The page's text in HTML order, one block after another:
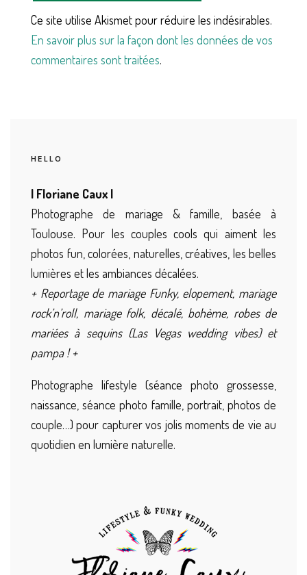
Ce site utilise Akismet pour réduire les indésirables.
En savoir plus sur la façon dont les données de vos
commentaires sont traitées.
HELLO
| Floriane Caux |
Photographe de mariage & famille, basée à
Toulouse. Pour les couples cools qui aiment les
photos fun, colorées, naturelles, créatives, les belles
lumières et les ambiances décalées.
+ Reportage de mariage Funky, elopement, mariage
rock’n’roll, mariage folk, décalé, bohème, robes de
mariées à sequins (Las Vegas wedding vibes) et
pampa ! +
Photographe lifestyle (séance photo grossesse,
naissance, séance photo famille, portrait, photos de
couple…) pour capturer vos jolis moments de vie au
quotidien en lumière naturelle.